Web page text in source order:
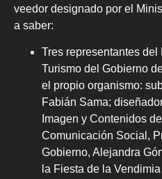
veedor designado por el
a saber:
Tres representantes
Turismo del Gobierno
el propio organismo:
Fabián Sama;
Imagen y Contenidos
Comunicación Social,
Gobierno, Alejandra
la Fiesta de la